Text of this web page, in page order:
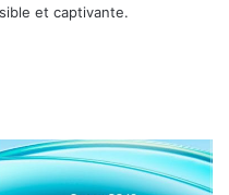
Pro et Pad Mini : deux
en préparation
grâce à une large gamme
et captivante.